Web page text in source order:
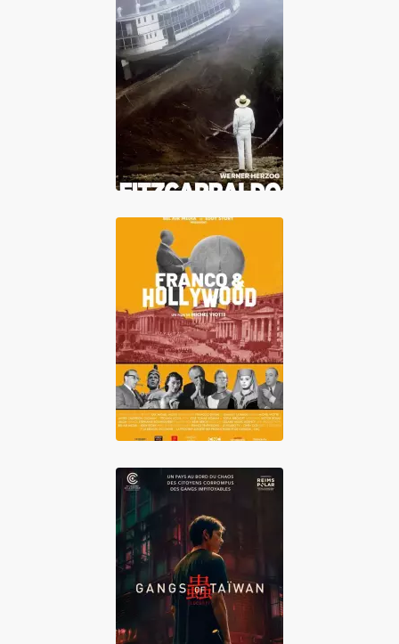
Fitzcarraldo
Franco &
Hollywood
Gangs of Taïwan